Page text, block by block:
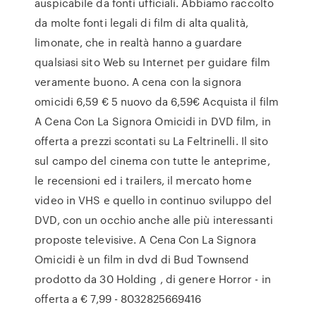
da molte fonti legali di film di alta qualità,
limonate, che in realtà hanno a guardare
qualsiasi sito Web su Internet per guidare film
veramente buono. A cena con la signora
omicidi 6,59 € 5 nuovo da 6,59€ Acquista il film
A Cena Con La Signora Omicidi in DVD film, in
offerta a prezzi scontati su La Feltrinelli. Il sito
sul campo del cinema con tutte le anteprime,
le recensioni ed i trailers, il mercato home
video in VHS e quello in continuo sviluppo del
DVD, con un occhio anche alle più interessanti
proposte televisive. A Cena Con La Signora
Omicidi è un film in dvd di Bud Townsend
prodotto da 30 Holding , di genere Horror - in
offerta a € 7,99 - 8032825669416